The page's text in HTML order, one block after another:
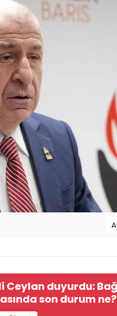
A
Ceylan duyurdu:
son durum ne?